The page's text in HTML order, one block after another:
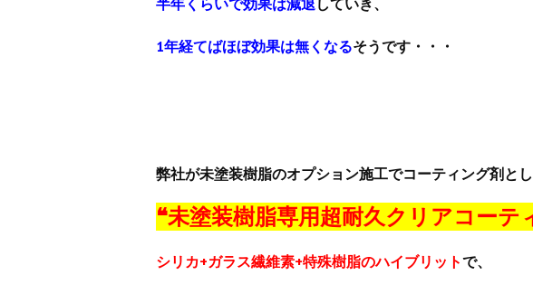
半年くらいで効果は減退していき、
1年経てばほぼ効果は無くなるそうです・・・
弊社が未塗装樹脂のオプション施工でコーティング剤とし
❝未塗装樹脂専用超耐久クリアコーテ
シリカ+ガラス繊維素+特殊樹脂のハイブリットで、